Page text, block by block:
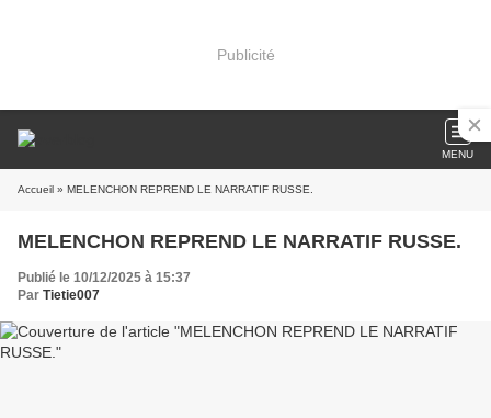
Publicité
MENU
Accueil » MELENCHON REPREND LE NARRATIF RUSSE.
MELENCHON REPREND LE NARRATIF RUSSE.
Publié le 10/12/2025 à 15:37
Par Tietie007